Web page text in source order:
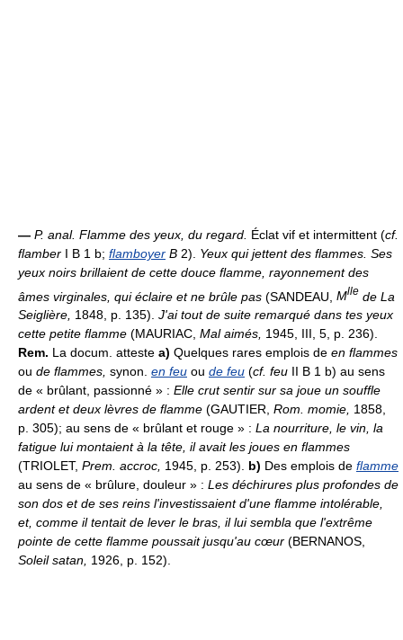
— P. anal. Flamme des yeux, du regard. Éclat vif et intermittent (cf.
flamber I B 1 b; flamboyer B 2). Yeux qui jettent des flammes. Ses
yeux noirs brillaient de cette douce flamme, rayonnement des
âmes virginales, qui éclaire et ne brûle pas (SANDEAU, Mlle de La
Seiglière, 1848, p. 135). J'ai tout de suite remarqué dans tes yeux
cette petite flamme (MAURIAC, Mal aimés, 1945, III, 5, p. 236).
Rem. La docum. atteste a) Quelques rares emplois de en flammes
ou de flammes, synon. en feu ou de feu (cf. feu II B 1 b) au sens
de « brûlant, passionné » : Elle crut sentir sur sa joue un souffle
ardent et deux lèvres de flamme (GAUTIER, Rom. momie, 1858,
p. 305); au sens de « brûlant et rouge » : La nourriture, le vin, la
fatigue lui montaient à la tête, il avait les joues en flammes
(TRIOLET, Prem. accroc, 1945, p. 253). b) Des emplois de flamme
au sens de « brûlure, douleur » : Les déchirures plus profondes de
son dos et de ses reins l'investissaient d'une flamme intolérable,
et, comme il tentait de lever le bras, il lui sembla que l'extrême
pointe de cette flamme poussait jusqu'au cœur (BERNANOS,
Soleil satan, 1926, p. 152).